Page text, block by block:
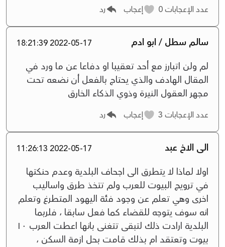
عدد الإعجابات إعجاب رد
سالم سطل / ابو ادم 2022-05-17 18:21:39
لم ولن اتبارز مع أحد تعقيبا او دفاعا عن ما ورد في
المقال الهادف والذي يحتاج بالفعل أن نضعه تحت
مجهر العقول النيرة وذوي الذكاء الخارق
عدد الإعجابات إعجاب رد
الى الاخ عبد 2022-05-17 11:26:13
اولا لماذا لا يتطرق الى اجحاف البلدية وعدم حنكتها
في ترويج البيوت للعرب ولم تتخذ طرق واساليب
اخرى وهي تعلم عن وجود فئة اليهود المتطرغ وتعلم
انه سوف يتوجه للقضاء كما فعل سابقا ، فلربما
البلدية ارادت ذلك لتبقى تتغنى بانها اعطت العرب ١٠
بيوت وتعتقد ام بذلك قامت بحل ازمة السكن ،